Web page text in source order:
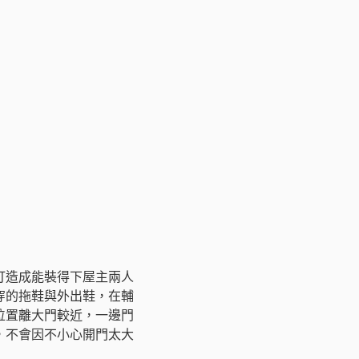
成能裝得下屋主兩人
的拖鞋與外出鞋，在輔
離大門較近，一邊門
不會因不小心開門太大